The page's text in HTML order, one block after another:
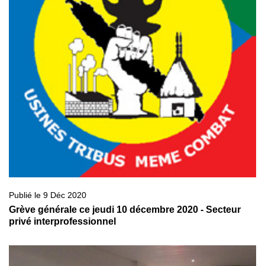
Publié le 9 Déc 2020
Grève générale ce jeudi 10 décembre 2020 - Secteur
privé interprofessionnel